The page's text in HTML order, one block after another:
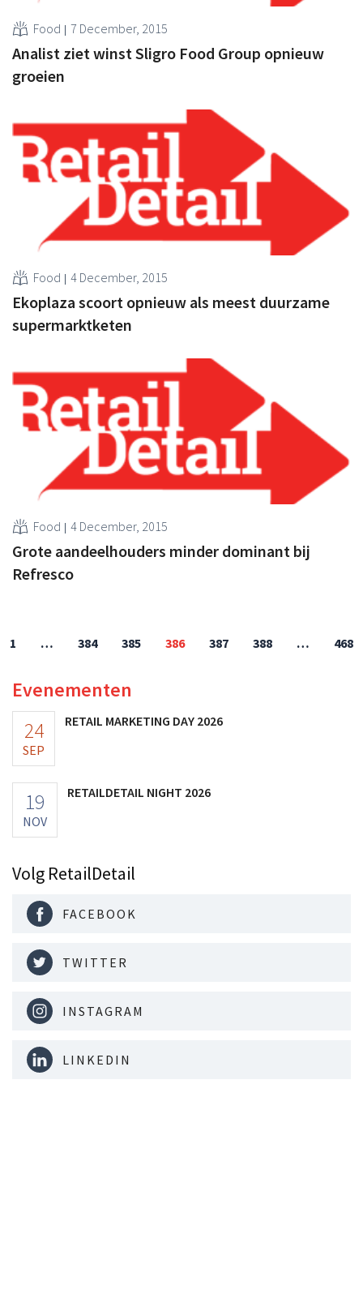
Food 7 December, 2015
Analist ziet winst Sligro Food Group opnieuw
groeien
Food 4 December, 2015
Ekoplaza scoort opnieuw als meest duurzame
supermarktketen
Food 4 December, 2015
Grote aandeelhouders minder dominant bij
Refresco
1 … 384 385 386 387 388 … 468
Evenementen
24
SEP
RETAIL MARKETING DAY 2026
19
NOV
RETAILDETAIL NIGHT 2026
Volg RetailDetail
FACEBOOK
TWITTER
INSTAGRAM
LINKEDIN